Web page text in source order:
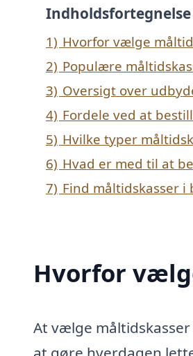
Indholdsfortegnelse
1) Hvorfor vælge
2) Populære
3) Oversigt over
4) Fordele ved at
5) Hvilke typer
6) Hvad er med til at
7) Find måltidskasser
Hvorfor
At vælge